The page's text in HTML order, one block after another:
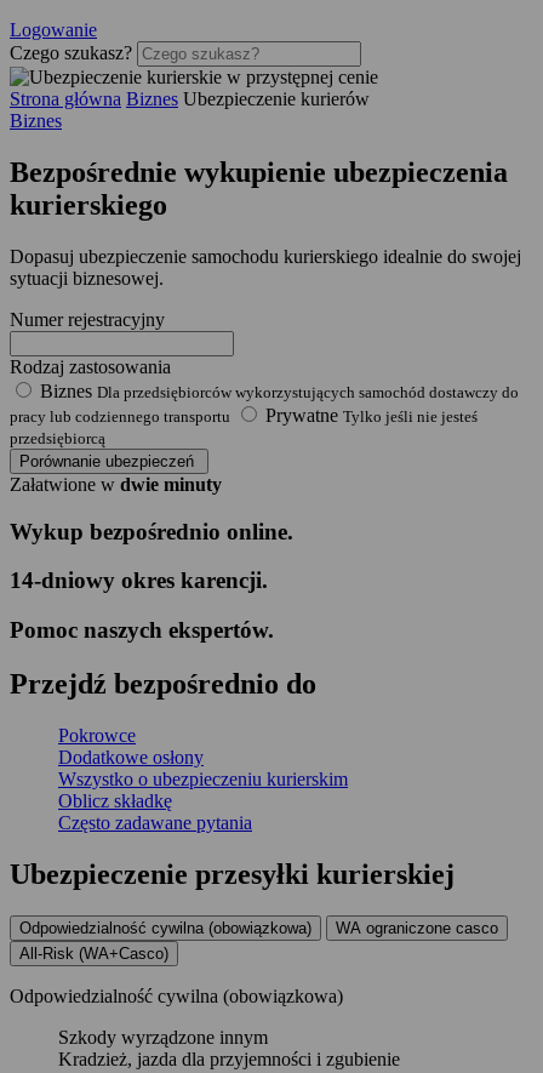
Logowanie
Czego szukasz?
Strona główna Biznes Ubezpieczenie kurierów
Biznes
Bezpośrednie wykupienie ubezpieczenia
kurierskiego
Dopasuj ubezpieczenie samochodu kurierskiego idealnie do swojej
sytuacji biznesowej.
Numer rejestracyjny
Rodzaj zastosowania
Biznes Dla przedsiębiorców wykorzystujących samochód dostawczy do
pracy lub codziennego transportu
Prywatne Tylko jeśli nie jesteś
przedsiębiorcą
Porównanie ubezpieczeń
Załatwione w dwie minuty
Wykup bezpośrednio online.
14-dniowy okres karencji.
Pomoc naszych ekspertów.
Przejdź bezpośrednio do
Pokrowce
Dodatkowe osłony
Wszystko o ubezpieczeniu kurierskim
Oblicz składkę
Często zadawane pytania
Ubezpieczenie przesyłki kurierskiej
Odpowiedzialność cywilna (obowiązkowa)
WA ograniczone casco
All-Risk (WA+Casco)
Odpowiedzialność cywilna (obowiązkowa)
Szkody wyrządzone innym
Kradzież, jazda dla przyjemności i zgubienie